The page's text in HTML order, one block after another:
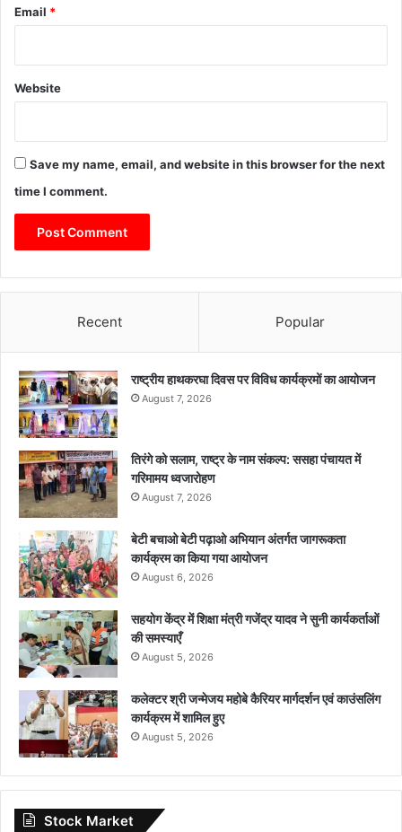
Email *
Website
Save my name, email, and website in this browser for the next
time I comment.
Recent Popular
राष्ट्रीय हाथकरघा दिवस पर विविध कार्यक्रमों का आयोजन
August 7, 2026
तिरंगे को सलाम, राष्ट्र के नाम संकल्प: ससहा पंचायत में
गरिमामय ध्वजारोहण
August 7, 2026
बेटी बचाओ बेटी पढ़ाओ अभियान अंतर्गत जागरूकता
कार्यक्रम का किया गया आयोजन
August 6, 2026
सहयोग केंद्र में शिक्षा मंत्री गजेंद्र यादव ने सुनी कार्यकर्ताओं
की समस्याएँ
August 5, 2026
कलेक्टर श्री जन्मेजय महोबे कैरियर मार्गदर्शन एवं काउंसलिंग
कार्यक्रम में शामिल हुए
August 5, 2026
Stock Market